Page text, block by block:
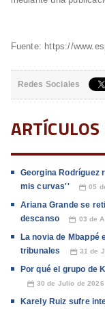
Fuente: https://
Redes Sociales
Georgina Rodríguez
mis curvas''
📅 05
Ariana Grande se
descanso
📅 03 de
La novia de Mbappé
tribunales
📅 31 de
Por qué el grupo de
📅 30 de Julio de 2026
Karely Ruiz sufre